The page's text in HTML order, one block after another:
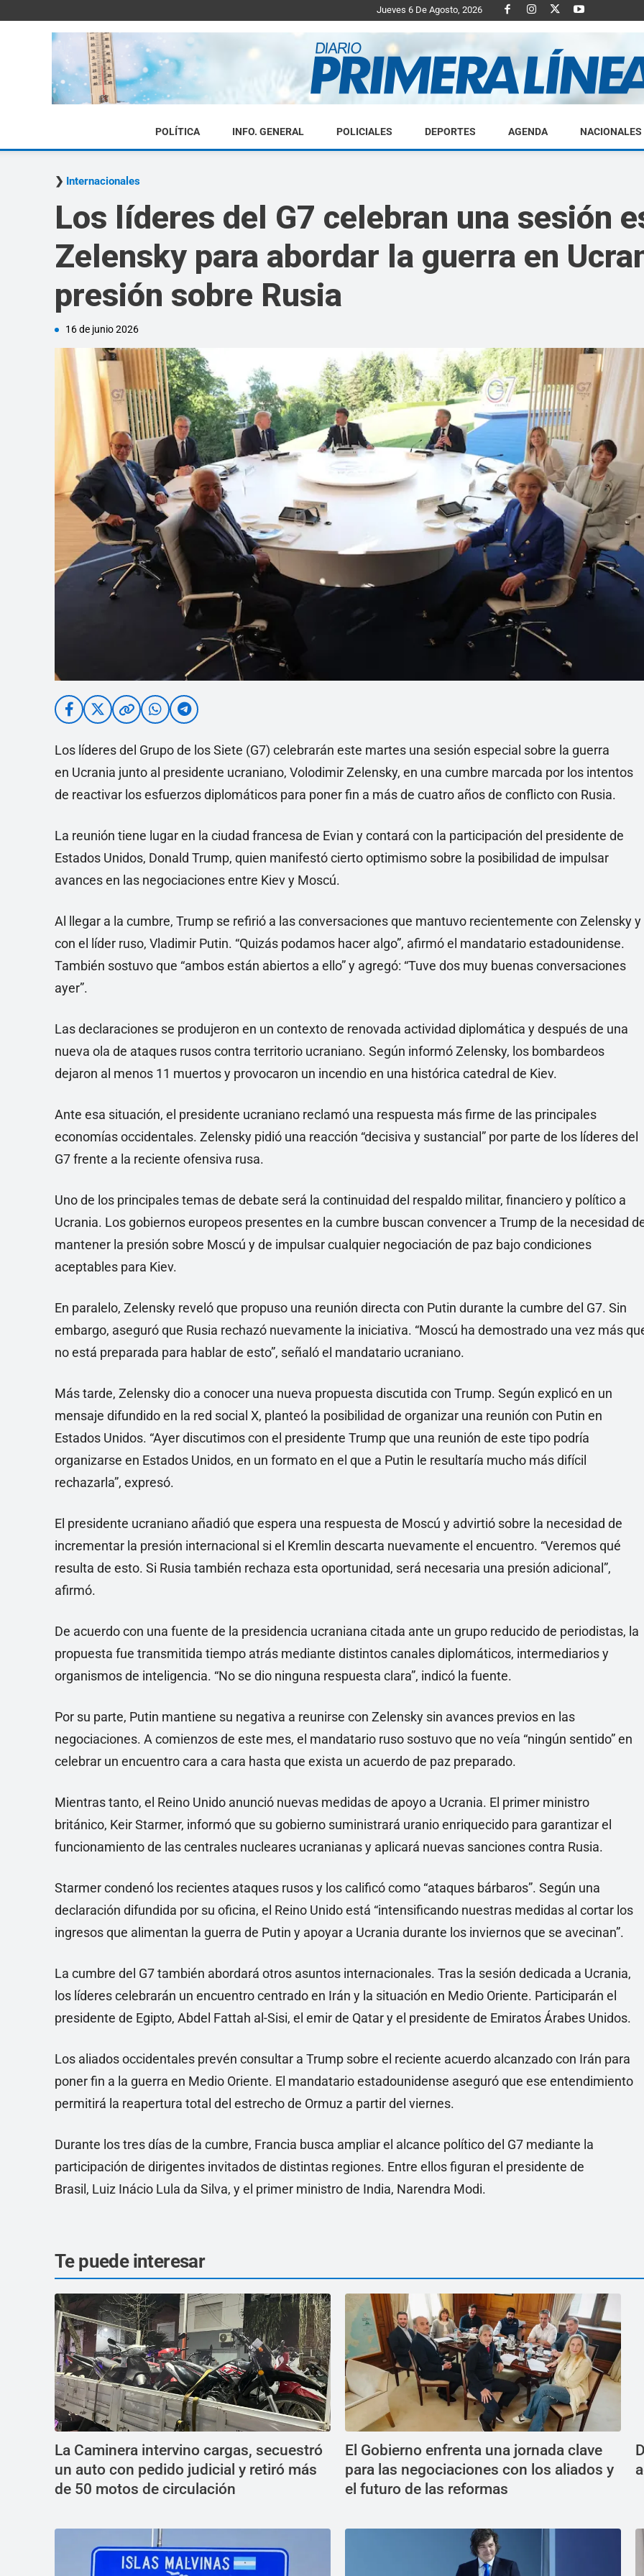
Jueves 6 De Agosto, 2026
Diario
POLÍTICA INFO. GENERAL POLICIALES DEPORTES AGENDA NACIONALES
Internacionales
Los líderes del G7 celebran una sesión
Zelensky para abordar la guerra en
presión sobre Rusia
16 de junio 2026
Los líderes del Grupo de los Siete (G7) celebrarán este martes una sesión especial sobre la guerra
en Ucrania junto al presidente ucraniano, Volodimir Zelensky, en una cumbre marcada por los intentos
de reactivar los esfuerzos diplomáticos para poner fin a más de cuatro años de conflicto con Rusia.
La reunión tiene lugar en la ciudad francesa de Evian y contará con la participación del presidente de
Estados Unidos, Donald Trump, quien manifestó cierto optimismo sobre la posibilidad de impulsar
avances en las negociaciones entre Kiev y Moscú.
Al llegar a la cumbre, Trump se refirió a las conversaciones que mantuvo recientemente con Zelensky y
con el líder ruso, Vladimir Putin. “Quizás podamos hacer algo”, afirmó el mandatario estadounidense.
También sostuvo que “ambos están abiertos a ello” y agregó: “Tuve dos muy buenas conversaciones
ayer”.
Las declaraciones se produjeron en un contexto de renovada actividad diplomática y después de una
nueva ola de ataques rusos contra territorio ucraniano. Según informó Zelensky, los bombardeos
dejaron al menos 11 muertos y provocaron un incendio en una histórica catedral de Kiev.
Ante esa situación, el presidente ucraniano reclamó una respuesta más firme de las principales
economías occidentales. Zelensky pidió una reacción “decisiva y sustancial” por parte de los líderes del
G7 frente a la reciente ofensiva rusa.
Uno de los principales temas de debate será la continuidad del respaldo militar, financiero y político a
Ucrania. Los gobiernos europeos presentes en la cumbre buscan convencer a Trump de la necesidad
mantener la presión sobre Moscú y de impulsar cualquier negociación de paz bajo condiciones
aceptables para Kiev.
En paralelo, Zelensky reveló que propuso una reunión directa con Putin durante la cumbre del G7. Sin
embargo, aseguró que Rusia rechazó nuevamente la iniciativa. “Moscú ha demostrado una vez más
no está preparada para hablar de esto”, señaló el mandatario ucraniano.
Más tarde, Zelensky dio a conocer una nueva propuesta discutida con Trump. Según explicó en un
mensaje difundido en la red social X, planteó la posibilidad de organizar una reunión con Putin en
Estados Unidos. “Ayer discutimos con el presidente Trump que una reunión de este tipo podría
organizarse en Estados Unidos, en un formato en el que a Putin le resultaría mucho más difícil
rechazarla”, expresó.
El presidente ucraniano añadió que espera una respuesta de Moscú y advirtió sobre la necesidad de
incrementar la presión internacional si el Kremlin descarta nuevamente el encuentro. “Veremos qué
resulta de esto. Si Rusia también rechaza esta oportunidad, será necesaria una presión adicional”,
afirmó.
De acuerdo con una fuente de la presidencia ucraniana citada ante un grupo reducido de periodistas, la
propuesta fue transmitida tiempo atrás mediante distintos canales diplomáticos, intermediarios y
organismos de inteligencia. “No se dio ninguna respuesta clara”, indicó la fuente.
Por su parte, Putin mantiene su negativa a reunirse con Zelensky sin avances previos en las
negociaciones. A comienzos de este mes, el mandatario ruso sostuvo que no veía “ningún sentido” en
celebrar un encuentro cara a cara hasta que exista un acuerdo de paz preparado.
Mientras tanto, el Reino Unido anunció nuevas medidas de apoyo a Ucrania. El primer ministro
británico, Keir Starmer, informó que su gobierno suministrará uranio enriquecido para garantizar el
funcionamiento de las centrales nucleares ucranianas y aplicará nuevas sanciones contra Rusia.
Starmer condenó los recientes ataques rusos y los calificó como “ataques bárbaros”. Según una
declaración difundida por su oficina, el Reino Unido está “intensificando nuestras medidas al cortar los
ingresos que alimentan la guerra de Putin y apoyar a Ucrania durante los inviernos que se avecinan”.
La cumbre del G7 también abordará otros asuntos internacionales. Tras la sesión dedicada a Ucrania,
los líderes celebrarán un encuentro centrado en Irán y la situación en Medio Oriente. Participarán el
presidente de Egipto, Abdel Fattah al-Sisi, el emir de Qatar y el presidente de Emiratos Árabes Unidos.
Los aliados occidentales prevén consultar a Trump sobre el reciente acuerdo alcanzado con Irán para
poner fin a la guerra en Medio Oriente. El mandatario estadounidense aseguró que ese entendimiento
permitirá la reapertura total del estrecho de Ormuz a partir del viernes.
Durante los tres días de la cumbre, Francia busca ampliar el alcance político del G7 mediante la
participación de dirigentes invitados de distintas regiones. Entre ellos figuran el presidente de
Brasil, Luiz Inácio Lula da Silva, y el primer ministro de India, Narendra Modi.
Te puede interesar
La Caminera intervino cargas, secuestró
un auto con pedido judicial y retiró más
de 50 motos de circulación
El Gobierno enfrenta una jornada clave
para las negociaciones con los aliados y
el futuro de las reformas